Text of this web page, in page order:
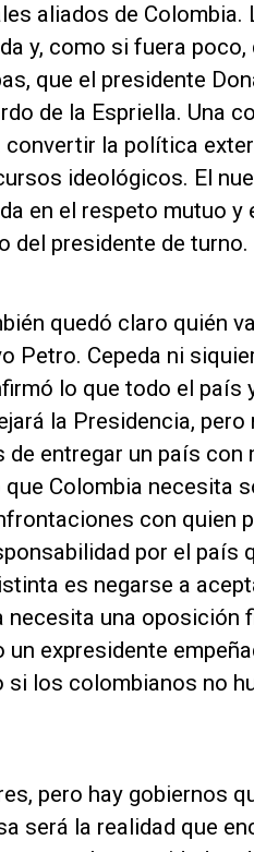
aliados de Colombia.
y, como si fuera poco,
que el presidente
de la Espriella. Una
la política
ideológicos. El
en el respeto mutuo y
del presidente de turno.
quedó claro quién
Petro. Cepeda ni
lo que todo el país
la Presidencia, pero
entregar un país con
Colombia necesita
con quien
por el país
es negarse a
necesita una oposición
expresidente
los colombianos no
pero hay gobiernos
será la realidad que